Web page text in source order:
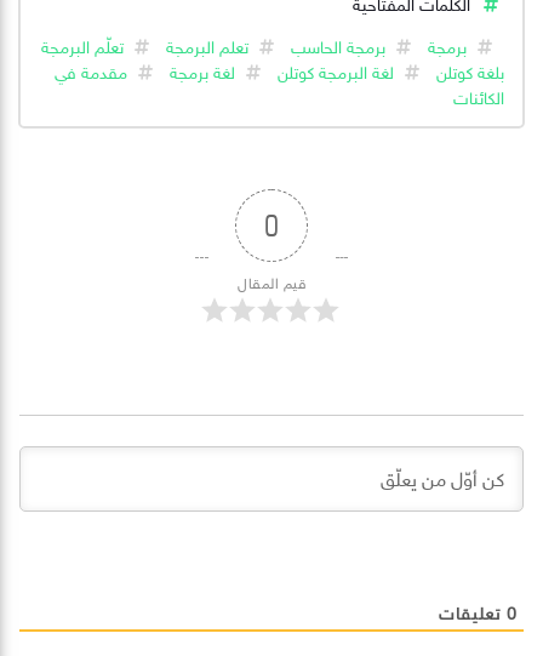
برمجة
برمجة الحاسب تعلم البرمجة
تعلّم البرمجة
بلغة كوتلن
لغة البرمجة كوتلن لغة برمجة
مقدمة في
الكائنات
0
قيم المقال
0 تعليقات